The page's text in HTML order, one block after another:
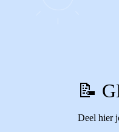
📝
Deel hier